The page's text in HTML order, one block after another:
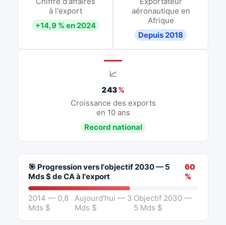
à l'export
+14,9 % en 2024
aéronautique en
Afrique
Depuis 2018
📈
243%
Croissance des exports
en 10 ans
Record national
🎯 Progression vers l'objectif 2030 — 5
Mds $ de CA à l'export
60
%
2014 — 0,8
Mds $
Aujourd'hui — 3
Mds $
Objectif 2030 —
5 Mds $